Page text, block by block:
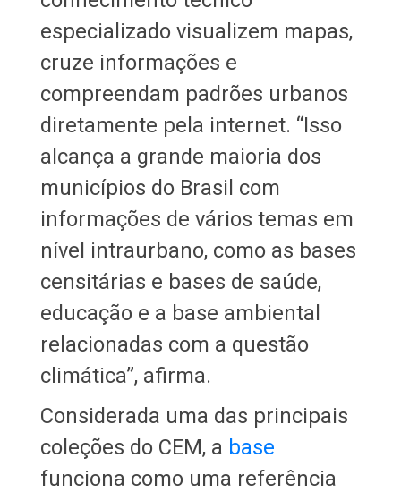
especializado visualizem mapas,
cruze informações e
compreendam padrões urbanos
diretamente pela internet. “Isso
alcança a grande maioria dos
municípios do Brasil com
informações de vários temas em
nível intraurbano, como as bases
censitárias e bases de saúde,
educação e a base ambiental
relacionadas com a questão
climática”, afirma.
Considerada uma das principais
coleções do CEM, a base
funciona como uma referência